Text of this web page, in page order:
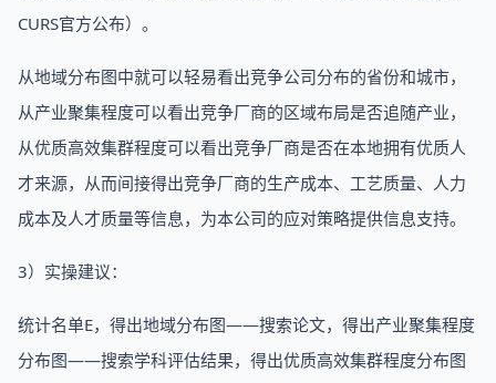
CURS官方公布）。
从地域分布图中就可以轻易看出竞争公司分布的省份和城市，
从产业聚集程度可以看出竞争厂商的区域布局是否追随产业，
从优质高效集群程度可以看出竞争厂商是否在本地拥有优质人
才来源，从而间接得出竞争厂商的生产成本、工艺质量、人力
成本及人才质量等信息，为本公司的应对策略提供信息支持。
3）实操建议：
统计名单E，得出地域分布图——搜索论文，得出产业聚集程度
分布图——搜索学科评估结果，得出优质高效集群程度分布图